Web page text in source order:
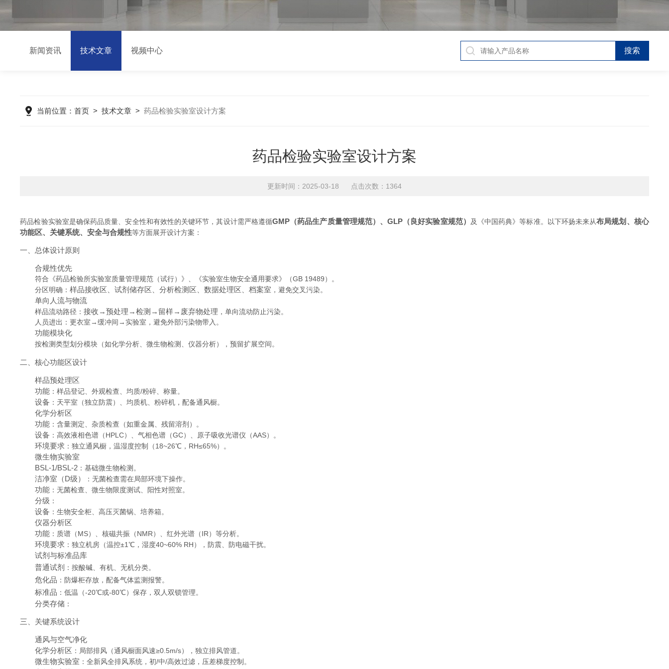
新闻资讯 技术文章 视频中心
当前位置：首页 >技术文章 >药品检验实验室设计方案
药品检验实验室设计方案
更新时间：2025-03-18 点击次数：1364
药品检验实验室是确保药品质量、安全性和有效性的关键环节，其设计需严格遵循GMP（药品生产质量管理规范）、GLP（良好实验室规范） 及《中国药典》等标准。以下环扬未来从布局规划、核心
功能区、关键系统、安全与合规性等方面展开设计方案：
一、总体设计原则
合规性优先
符合《药品检验所实验室质量管理规范（试行）》、《实验室生物安全通用要求》（GB 19489）。
分区明确：样品接收区、试剂储存区、分析检测区、数据处理区、档案室 ，避免交叉污染。
单向人流与物流
样品流动路径：接收→预处理→检测→留样→废弃物处理 ，单向流动防止污染。
人员进出：更衣室→缓冲间→实验室，避免外部污染物带入。
功能模块化
按检测类型划分模块（如化学分析、微生物检测、仪器分析），预留扩展空间。
二、核心功能区设计
样品预处理区
功能 ：样品登记、外观检查、均质/粉碎、称量。
设备 ：天平室（独立防震）、均质机、粉碎机，配备通风橱。
化学分析区
功能 ：含量测定、杂质检查（如重金属、残留溶剂）。
设备 ：高效液相色谱（HPLC）、气相色谱（GC）、原子吸收光谱仪（AAS）。
环境要求 ：独立通风橱，温湿度控制（18~26℃，RH≤65%）。
微生物实验室
BSL-1/BSL-2 ：基础微生物检测。
洁净室（D级） ：无菌检查需在局部环境下操作。
功能 ：无菌检查、微生物限度测试、阳性对照室。
分级 ：
设备 ：生物安全柜、高压灭菌锅、培养箱。
仪器分析区
功能 ：质谱（MS）、核磁共振（NMR）、红外光谱（IR）等分析。
环境要求 ：独立机房（温控±1℃，湿度40~60% RH），防震、防电磁干扰。
试剂与标准品库
普通试剂 ：按酸碱、有机、无机分类。
危化品 ：防爆柜存放，配备气体监测报警。
标准品 ：低温（-20℃或-80℃）保存，双人双锁管理。
分类存储 ：
三、关键系统设计
通风与空气净化
化学分析区 ：局部排风（通风橱面风速≥0.5m/s），独立排风管道。
微生物实验室 ：全新风全排风系统，初/中/高效过滤，压差梯度控制。